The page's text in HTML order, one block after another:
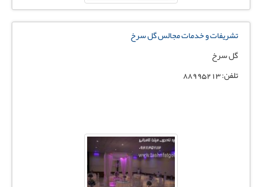
تشریفات و خدمات مجالس گل سرخ
گل سرخ
تلفن: 88995213